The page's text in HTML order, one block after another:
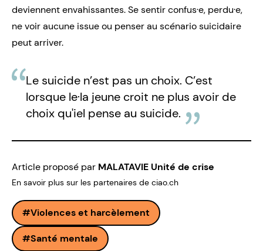
deviennent envahissantes. Se sentir confus·e, perdu·e,
ne voir aucune issue ou penser au scénario suicidaire
peut arriver.
Le suicide n’est pas un choix. C’est
lorsque le·la jeune croit ne plus avoir de
choix qu'iel pense au suicide.
Article proposé par MALATAVIE Unité de crise
En savoir plus sur les partenaires de ciao.ch
Violences et harcèlement
Santé mentale